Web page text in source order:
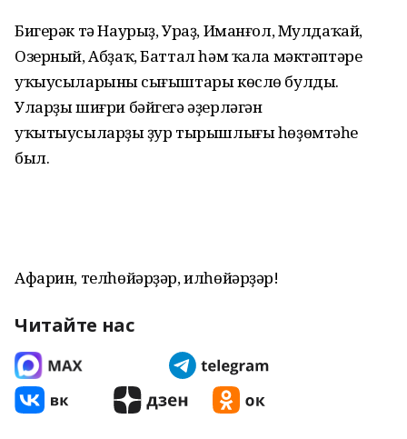
Бигерәк тә Наурыҙ, Ураҙ, Иманғол, Мулдаҡай,
Озерный, Абҙаҡ, Баттал һәм ҡала мәктәптәре
уҡыусыларының сығыштары көслө булды.
Уларҙы шиғри бәйгегә әҙерләгән
уҡытыусыларҙың ҙур тырышлығы һөҙөмтәһе
был.
Афарин, телһөйәрҙәр, илһөйәрҙәр!
Читайте нас